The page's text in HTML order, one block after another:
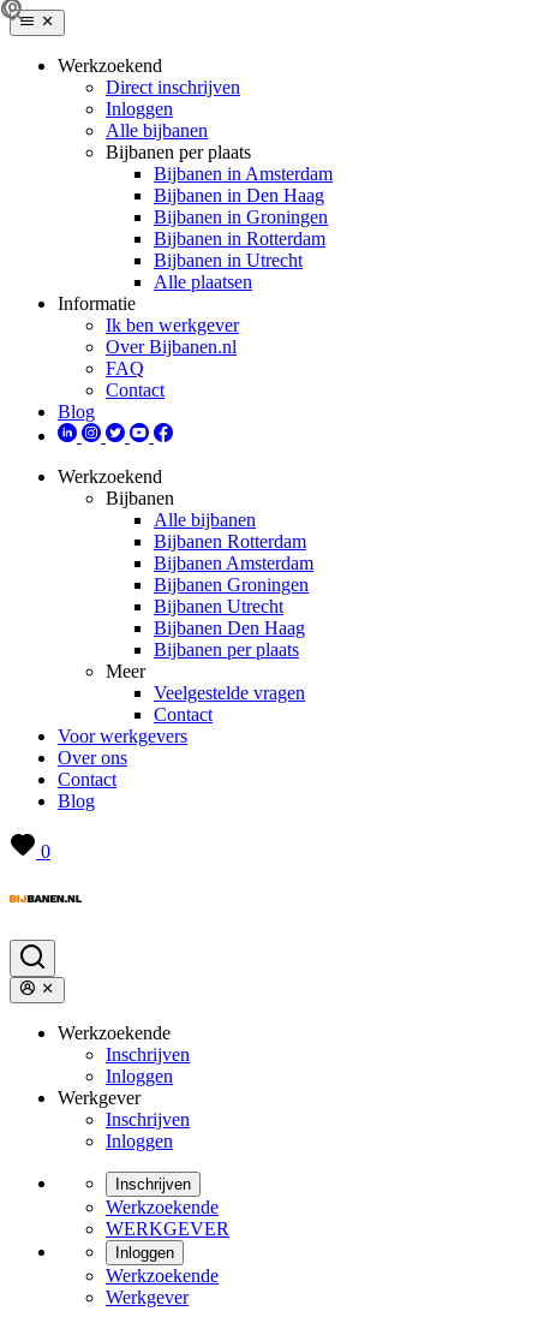
Werkzoekend
Direct inschrijven
Inloggen
Alle bijbanen
Bijbanen per plaats
Bijbanen in Amsterdam
Bijbanen in Den Haag
Bijbanen in Groningen
Bijbanen in Rotterdam
Bijbanen in Utrecht
Alle plaatsen
Informatie
Ik ben werkgever
Over Bijbanen.nl
FAQ
Contact
Blog
Werkzoekend
Bijbanen
Alle bijbanen
Bijbanen Rotterdam
Bijbanen Amsterdam
Bijbanen Groningen
Bijbanen Utrecht
Bijbanen Den Haag
Bijbanen per plaats
Meer
Veelgestelde vragen
Contact
Voor werkgevers
Over ons
Contact
Blog
0
Werkzoekende
Inschrijven
Inloggen
Werkgever
Inschrijven
Inloggen
Inschrijven
Werkzoekende
WERKGEVER
Inloggen
Werkzoekende
Werkgever